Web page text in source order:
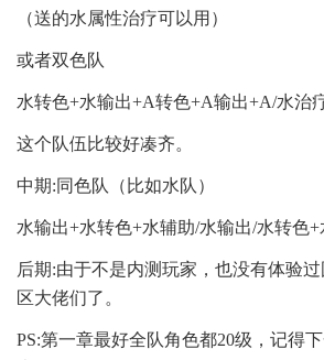
（送的水属性治疗可以用）
或者双色队
水转色+水输出+A转色+A输出+A/水治
这个队伍比较好凑齐。
中期:同色队（比如水队）
水输出+水转色+水辅助/水输出/水转色+
后期:由于不是内测玩家，也没有体验
区大佬们了。
PS:第一章最好全队角色都20级，记得